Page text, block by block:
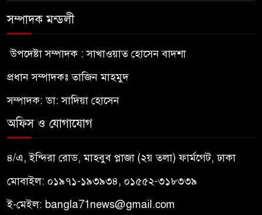
সম্পাদক মন্ডলী
উপদেষ্টা সম্পাদক : সাখাওয়াত হোসেন বাদশা
প্রধান সম্পাদকঃ তাজিন মাহমুদ
সম্পাদক: ডা: সাদিয়া হোসেন
অফিস ও যোগাযোগ
৪/এ, ইন্দিরা রোড, মাহবুব প্লাজা (২য় তলা) ফার্মগেট, ঢাকা
মোবাইল: ০১৯৭১-১৯৩৯৩৪, ০১৫৫২-৩১৮৩৩৯
ই-মেইল: bangla71news@gmail.com